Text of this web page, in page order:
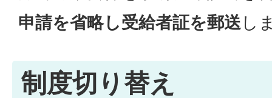
申請を省略し受給者証を郵送 し
制度切り替え